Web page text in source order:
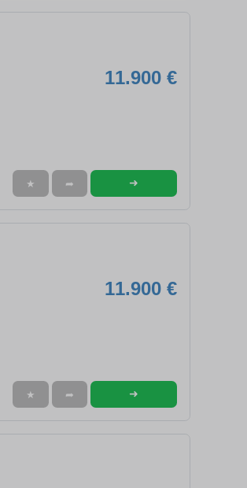
11.900 €
★ ➦ ➜
11.900 €
★ ➦ ➜